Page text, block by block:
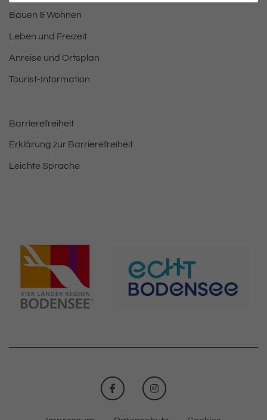
Bauen & Wohnen
Leben und Freizeit
Anreise und Ortsplan
Tourist-Information
Barrierefreiheit
Erklärung zur Barrierefreiheit
Leichte Sprache
FACEBOOKINSTAGRAM